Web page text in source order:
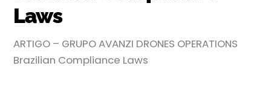
Laws
ARTIGO – GRUPO AVANZI DRONES OPERATIONS
Brazilian Compliance Laws